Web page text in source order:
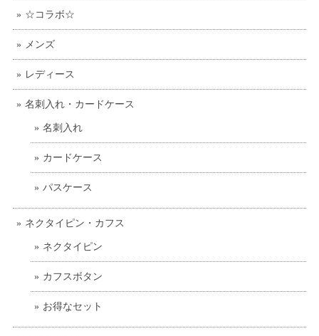
☆コラボ☆
メンズ
レディース
名刺入れ・カードケース
名刺入れ
カードケース
パスケース
ネクタイピン・カフス
ネクタイピン
カフスボタン
お得なセット